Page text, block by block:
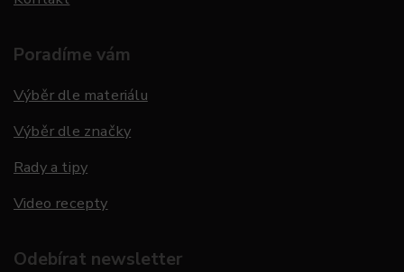
Poradíme vám
Výběr dle materiálu
Výběr dle značky
Rady a tipy
Video recepty
Odebírat newsletter